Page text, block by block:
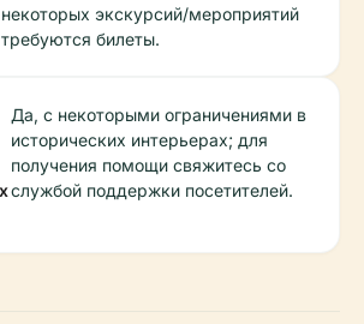
некоторых экскурсий/мероприятий
требуются билеты.
Да, с некоторыми ограничениями в
исторических интерьерах; для
получения помощи свяжитесь со
службой поддержки посетителей.